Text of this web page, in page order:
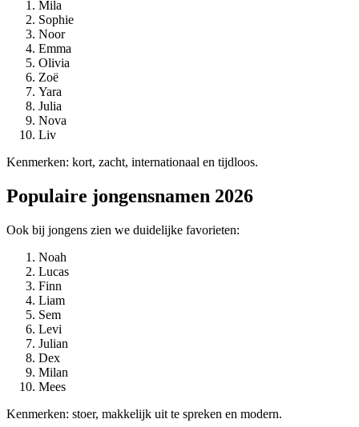
Mila
Sophie
Noor
Emma
Olivia
Zoë
Yara
Julia
Nova
Liv
Kenmerken: kort, zacht, internationaal en tijdloos.
Populaire jongensnamen 2026
Ook bij jongens zien we duidelijke favorieten:
Noah
Lucas
Finn
Liam
Sem
Levi
Julian
Dex
Milan
Mees
Kenmerken: stoer, makkelijk uit te spreken en modern.